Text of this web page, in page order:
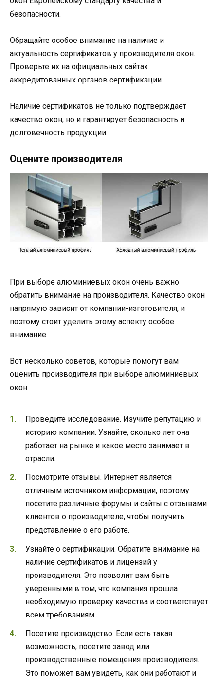
безопасности.
Обращайте особое внимание на наличие и
актуальность сертификатов у производителя окон.
Проверьте их на официальных сайтах
аккредитованных органов сертификации.
Наличие сертификатов не только подтверждает
качество окон, но и гарантирует безопасность и
долговечность продукции.
Оцените производителя
При выборе алюминиевых окон очень важно
обратить внимание на производителя. Качество окон
напрямую зависит от компании-изготовителя, и
поэтому стоит уделить этому аспекту особое
внимание.
Вот несколько советов, которые помогут вам
оценить производителя при выборе алюминиевых
окон:
Проведите исследование. Изучите репутацию и
историю компании. Узнайте, сколько лет она
работает на рынке и какое место занимает в
отрасли.
Посмотрите отзывы. Интернет является
отличным источником информации, поэтому
посетите различные форумы и сайты с отзывами
клиентов о производителе, чтобы получить
представление о его работе.
Узнайте о сертификации. Обратите внимание на
наличие сертификатов и лицензий у
производителя. Это позволит вам быть
уверенными в том, что компания прошла
необходимую проверку качества и соответствует
всем требованиям.
Посетите производство. Если есть такая
возможность, посетите завод или
производственные помещения производителя.
Это поможет вам увидеть, как они работают и